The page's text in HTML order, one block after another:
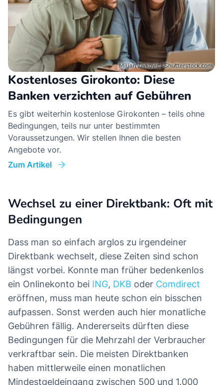
Kostenloses Girokonto: Diese
Banken verzichten auf Gebühren
Es gibt weiterhin kostenlose Girokonten – teils ohne
Bedingungen, teils nur unter bestimmten
Voraussetzungen. Wir stellen Ihnen die besten
Angebote vor.
Zum Artikel
Wechsel zu einer Direktbank: Oft mit
Bedingungen
Dass man so einfach arglos zu irgendeiner
Direktbank wechselt, diese Zeiten sind schon
längst vorbei. Konnte man früher bedenkenlos
ein Onlinekonto bei ING, DKB oder Comdirect
eröffnen, muss man heute schon ein bisschen
aufpassen. Sonst werden auch hier monatliche
Gebühren fällig. Andererseits dürften diese
Bedingungen für die Mehrzahl der Verbraucher
verkraftbar sein. Die meisten Direktbanken
haben mittlerweile einen monatlichen
Mindestgeldeingang zwischen 500 und 1.000